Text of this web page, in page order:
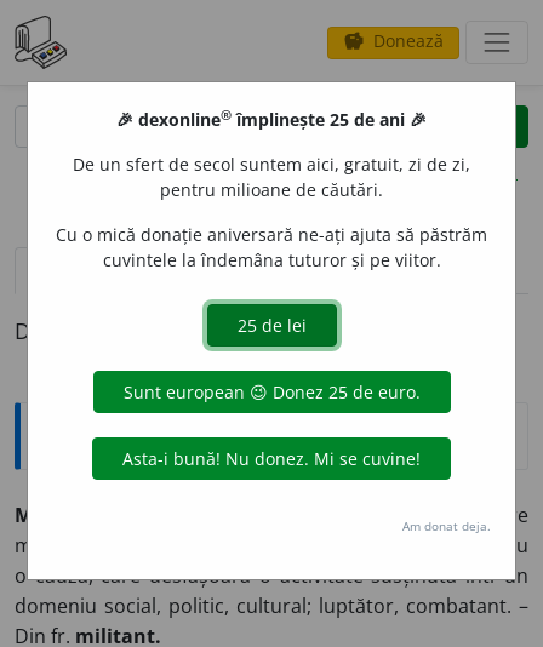
savings Donează
clear
opțiuni
definiții (1) pronunțievolume_up (14)
Definiția cu ID-ul 890276:
Explicative DEX
MILIT
(Persoană) care
militează, care luptă intens pentru un principiu, pentru
o cauză, care desfășoară o activitate susținută într-un
domeniu social, politic, cultural; luptător, combatant. –
Din fr. militant.
🎉 dexonline® împlinește 25 de ani 🎉
De un sfert de secol suntem aici, gratuit, zi de zi,
pentru milioane de căutări.
Cu o mică donație aniversară ne-ați ajuta să păstrăm
cuvintele la îndemâna tuturor și pe viitor.
Am donat deja.